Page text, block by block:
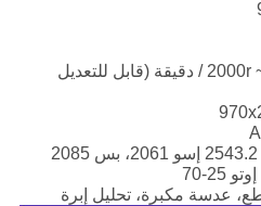
اختبار السرعة: 100r / دقيقة ~ 2000r / دقيقة (قابل للتعديل
المعايير: غب / T2543.1 غب / 2543.2 إسو 2061، بس 2085